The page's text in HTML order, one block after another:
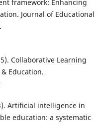
framework: Enhancing
Journal of Educational
Collaborative Learning
Education.
Artificial intelligence in
education: a systematic